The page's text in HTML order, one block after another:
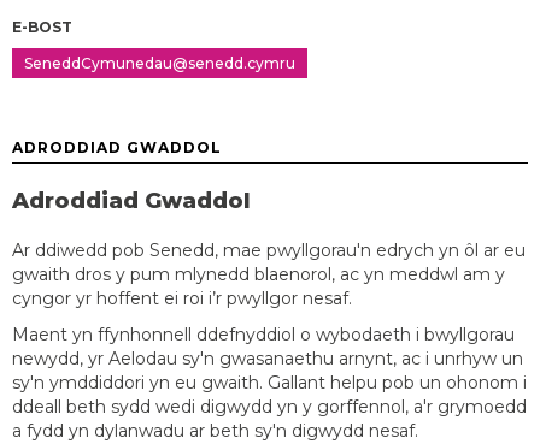
E-BOST
SeneddCymunedau@senedd.cymru
ADRODDIAD GWADDOL
Adroddiad Gwaddol
Ar ddiwedd pob Senedd, mae pwyllgorau'n edrych yn ôl ar eu
gwaith dros y pum mlynedd blaenorol, ac yn meddwl am y
cyngor yr hoffent ei roi i’r pwyllgor nesaf.
Maent yn ffynhonnell ddefnyddiol o wybodaeth i bwyllgorau
newydd, yr Aelodau sy'n gwasanaethu arnynt, ac i unrhyw un
sy'n ymddiddori yn eu gwaith. Gallant helpu pob un ohonom i
ddeall beth sydd wedi digwydd yn y gorffennol, a'r grymoedd
a fydd yn dylanwadu ar beth sy'n digwydd nesaf.